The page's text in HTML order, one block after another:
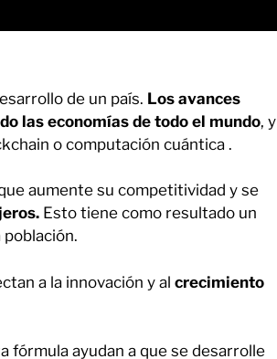
de un país. Los avances
las economías de todo el mundo, y
o computación cuántica .
aumente su competitividad y se
Esto tiene como resultado un
a la innovación y al crecimiento
ayudan a que se desarrolle